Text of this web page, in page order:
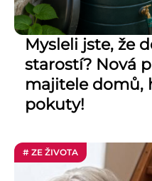
Mysleli jste, že
starostí? Nová
majitele domů,
pokuty!
# ZE ŽIVOTA